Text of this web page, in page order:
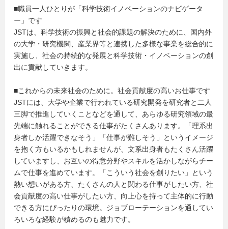
■職員一人ひとりが「科学技術イノベーションのナビゲータ
ー」です
JSTは、科学技術の振興と社会的課題の解決のために、国内外
の大学・研究機関、産業界等と連携した多様な事業を総合的に
実施し、社会の持続的な発展と科学技術・イノベーションの創
出に貢献していきます。
■これからの未来社会のために。社会貢献度の高いお仕事です
JSTには、大学や企業で行われている研究開発を研究者と二人
三脚で推進していくことなどを通して、あらゆる研究領域の最
先端に触れることができる仕事がたくさんあります。「理系出
身者しか活躍できなそう」「仕事が難しそう」というイメージ
を抱く方もいるかもしれませんが、文系出身者もたくさん活躍
していますし、お互いの得意分野やスキルを活かしながらチー
ムで仕事を進めています。「こういう社会を創りたい」という
熱い想いがある方、たくさんの人と関わる仕事がしたい方、社
会貢献度の高い仕事がしたい方、向上心を持って主体的に行動
できる方にぴったりの環境。ジョブローテーションを通してい
ろいろな経験が積めるのも魅力です。